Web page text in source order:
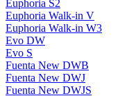
Euphoria S2
Euphoria Walk-in V
Euphoria Walk-in W3
Evo DW
Evo S
Fuenta New DWB
Fuenta New DWJ
Fuenta New DWJS